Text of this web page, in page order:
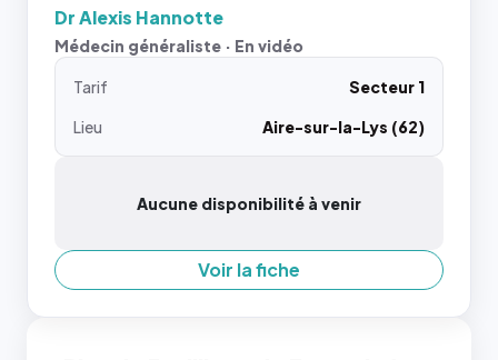
Dr Alexis Hannotte
Médecin généraliste · En vidéo
Tarif
Secteur 1
Lieu
Aire-sur-la-Lys (62)
Aucune disponibilité à venir
Voir la fiche